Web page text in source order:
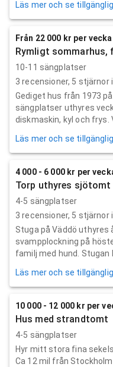
Läs mer och se
Från 22 000 kr per vecka
Rymligt sommarhus,
10-11 sängplatser
3 recensioner, 5 stjärnor
Gediget hus från 1973
sängplatser uthyres
diskmaskin, kyl och frys.
Läs mer och se
4 000 - 6 000 kr per
Torp uthyres sjötomt
4-5 sängplatser
3 recensioner, 5 stjärnor
Stuga på Väddö uthyres
svampplockning på
familj med hund. Stugan
Läs mer och se
10 000 - 12 000 kr per
Hus med strandtomt
4-5 sängplatser
Hyr mitt stora fina
Ca 12 mil från